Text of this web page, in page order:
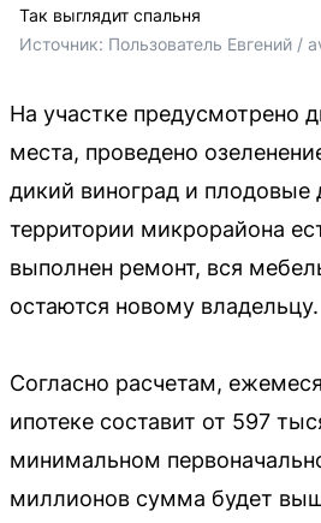
Так выглядит спальня
Источник: Пользователь Евгений /
На участке предусмотрено
места, проведено
дикий виноград и плодовые
территории микрорайона
выполнен ремонт, вся
остаются новому владельцу.
Согласно расчетам,
ипотеке составит от 597
минимальном
миллионов сумма будет